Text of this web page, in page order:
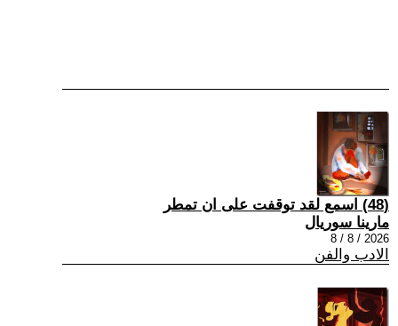
(48) اسمع لقد توقفت على ان تمطر
مارينا سوريال
2026 / 8 / 8
الادب والفن